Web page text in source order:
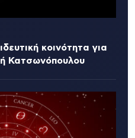
κοινότητα για
Κατσωνόπουλου